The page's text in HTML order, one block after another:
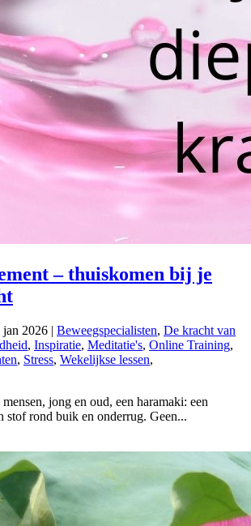
– thuiskomen bij je
jan 2026 | Beweegspecialisten, De kracht van
, Inspiratie, Meditatie's, Online Training,
, Stress, Wekelijkse lessen,
jong en oud, een haramaki: een
stof rond buik en onderrug. Geen...